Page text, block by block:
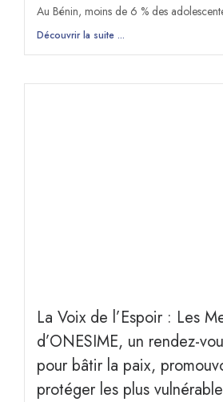
Au Bénin, moins de 6 % des
Découvrir la suite ...
La Voix de l’Espoir : Les
d’ONESIME, un rendez-
pour bâtir la paix,
protéger les plus